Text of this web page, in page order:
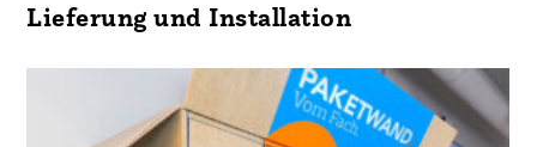
Lieferung und Installation